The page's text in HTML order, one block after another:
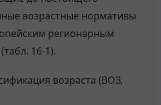
возрастные нормативы
регионарным
16-1).
возраста (ВОЗ,